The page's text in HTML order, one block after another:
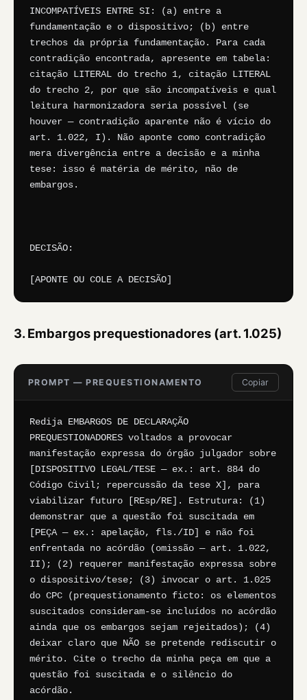
INCOMPATÍVEIS ENTRE SI: (a) entre a
fundamentação e o dispositivo; (b) entre
trechos da própria fundamentação. Para cada
contradição encontrada, apresente em tabela:
citação LITERAL do trecho 1, citação LITERAL
do trecho 2, por que são incompatíveis e qual
leitura harmonizadora seria possível (se
houver — contradição aparente não é vício do
art. 1.022, I). Não aponte como contradição
mera divergência entre a decisão e a minha
tese: isso é matéria de mérito, não de
embargos.
DECISÃO:
[APONTE OU COLE A DECISÃO]
3. Embargos prequestionadores (art. 1.025)
PROMPT — PREQUESTIONAMENTO Copiar
Redija EMBARGOS DE DECLARAÇÃO
PREQUESTIONADORES voltados a provocar
manifestação expressa do órgão julgador sobre
[DISPOSITIVO LEGAL/TESE — ex.: art. 884 do
Código Civil; repercussão da tese X], para
viabilizar futuro [REsp/RE]. Estrutura: (1)
demonstrar que a questão foi suscitada em
[PEÇA — ex.: apelação, fls./ID] e não foi
enfrentada no acórdão (omissão — art. 1.022,
II); (2) requerer manifestação expressa sobre
o dispositivo/tese; (3) invocar o art. 1.025
do CPC (prequestionamento ficto: os elementos
suscitados consideram-se incluídos no acórdão
ainda que os embargos sejam rejeitados); (4)
deixar claro que NÃO se pretende rediscutir o
mérito. Cite o trecho da minha peça em que a
questão foi suscitada e o silêncio do
acórdão.